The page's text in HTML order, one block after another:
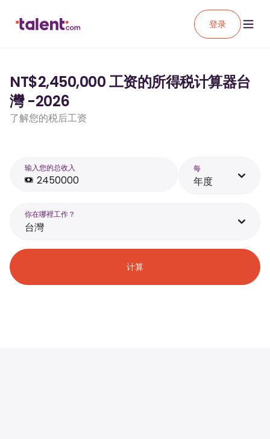
登录
NT$2,450,000 工资的所得税计算器台
灣 -2026
了解您的税后工资
输入您的总收入 每
年度
你在哪裡工作？
台灣
计算